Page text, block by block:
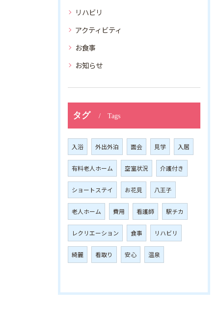
リハビリ
アクティビティ
お食事
お知らせ
タグ Tags
入浴 外出外泊 面会 見学 入居
有料老人ホーム 空室状況 介護付き
ショートステイ お花見 八王子
老人ホーム 費用 看護師 駅チカ
レクリエーション 食事 リハビリ
綺麗 看取り 安心 温泉